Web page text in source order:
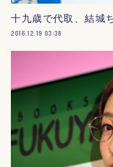
十九歳で代取、結城
2016.12.19 03:38